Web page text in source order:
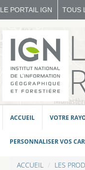
LE PORTAIL IGN TOUS
ACCUEIL VOTRE
PERSONNALISER VOS
ACCUEIL LES